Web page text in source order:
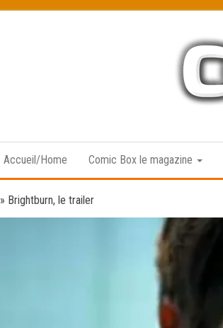
Accueil/Home Comic Box le magazine
» Brightburn, le trailer